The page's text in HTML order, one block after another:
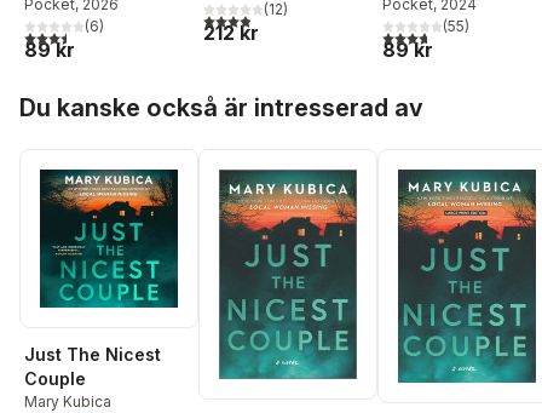
Pocket, 2026
3,5utav 5 stjärnor. Totalt antal röster:
(6)
89 kr
3,9utav 5 stjärnor. Totalt antal röster:
(12)
212 kr
Pocket, 2024
3,7utav 5 stjärnor.
(55)
89 kr
Du kanske också är intresserad av
Just The Nicest
Couple
Mary Kubica